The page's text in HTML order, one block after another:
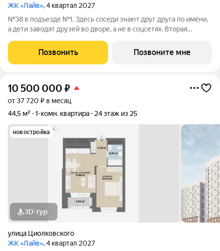
ЖК «Лайв», 4 квартал 2027
№38 в подъезде №1. Здесь соседи знают друг друга по имени,
а дети заводят друзей во дворе, а не в соцсетях. Вторая
комфорта и особенное внимание к атмосфере
добрососедства. В первой очереди
Позвонить Позвоните мне
10 500 000 ₽
от 37 720 ₽ в месяц
44,5 м²
1-комн. квартира 24 этаж из 25
новостройка
3D-тур
улица Циолковского
ЖК «Лайв», 4 квартал 2027